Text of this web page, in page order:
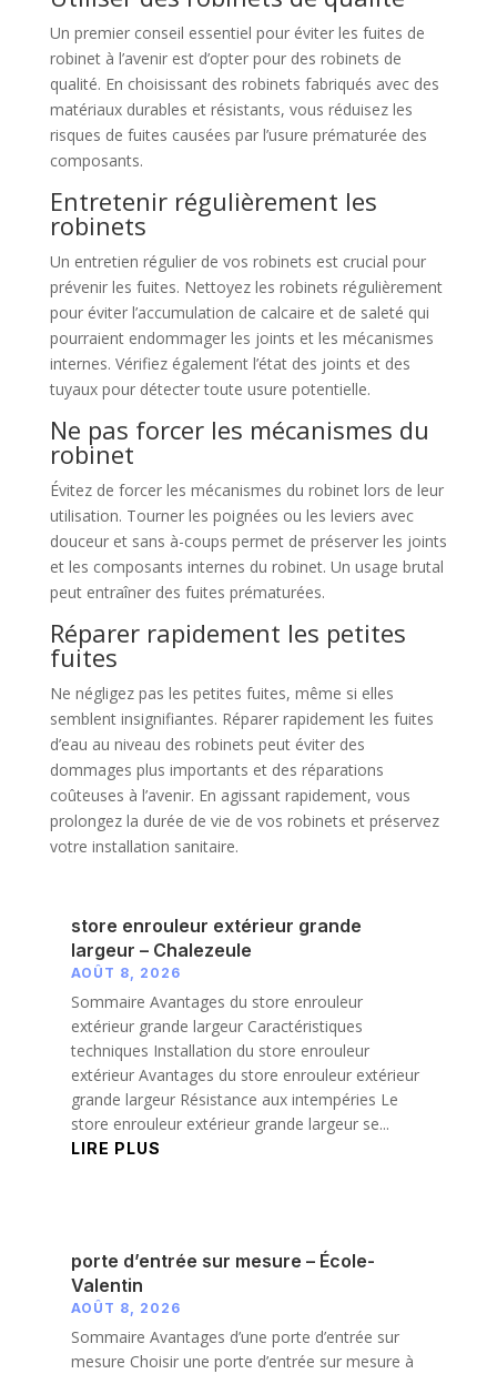
Un premier conseil essentiel pour éviter les fuites de
robinet à l’avenir est d’opter pour des robinets de
qualité. En choisissant des robinets fabriqués avec des
matériaux durables et résistants, vous réduisez les
risques de fuites causées par l’usure prématurée des
composants.
Entretenir régulièrement les
robinets
Un entretien régulier de vos robinets est crucial pour
prévenir les fuites. Nettoyez les robinets régulièrement
pour éviter l’accumulation de calcaire et de saleté qui
pourraient endommager les joints et les mécanismes
internes. Vérifiez également l’état des joints et des
tuyaux pour détecter toute usure potentielle.
Ne pas forcer les mécanismes du
robinet
Évitez de forcer les mécanismes du robinet lors de leur
utilisation. Tourner les poignées ou les leviers avec
douceur et sans à-coups permet de préserver les joints
et les composants internes du robinet. Un usage brutal
peut entraîner des fuites prématurées.
Réparer rapidement les petites
fuites
Ne négligez pas les petites fuites, même si elles
semblent insignifiantes. Réparer rapidement les fuites
d’eau au niveau des robinets peut éviter des
dommages plus importants et des réparations
coûteuses à l’avenir. En agissant rapidement, vous
prolongez la durée de vie de vos robinets et préservez
votre installation sanitaire.
store enrouleur extérieur grande
largeur – Chalezeule
AOÛT 8, 2026
Sommaire Avantages du store enrouleur
extérieur grande largeur Caractéristiques
techniques Installation du store enrouleur
extérieur Avantages du store enrouleur extérieur
grande largeur Résistance aux intempéries Le
store enrouleur extérieur grande largeur se...
LIRE PLUS
porte d’entrée sur mesure – École-
Valentin
AOÛT 8, 2026
Sommaire Avantages d’une porte d’entrée sur
mesure Choisir une porte d’entrée sur mesure à